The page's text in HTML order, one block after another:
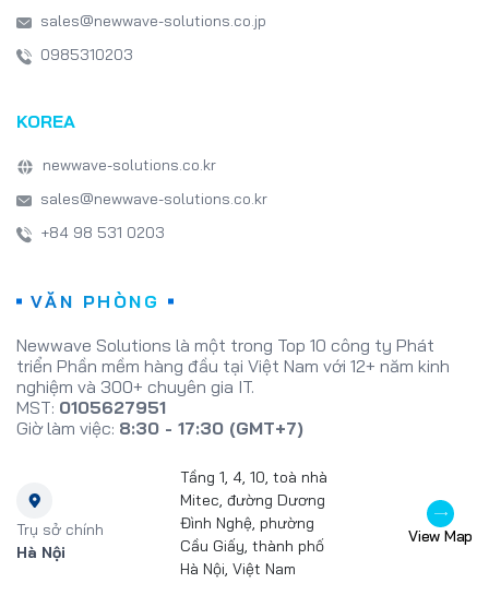
sales@newwave-solutions.co.jp
0985310203
KOREA
newwave-solutions.co.kr
sales@newwave-solutions.co.kr
+84 98 531 0203
VĂN PHÒNG
Newwave Solutions là một trong Top 10 công ty Phát
triển Phần mềm hàng đầu tại Việt Nam với 12+ năm kinh
nghiệm và 300+ chuyên gia IT.
MST: 0105627951
Giờ làm việc: 8:30 - 17:30 (GMT+7)
Trụ sở chính
Hà Nội
Tầng 1, 4, 10, toà nhà
Mitec, đường Dương
Đình Nghệ, phường
Cầu Giấy, thành phố
Hà Nội, Việt Nam
View Map